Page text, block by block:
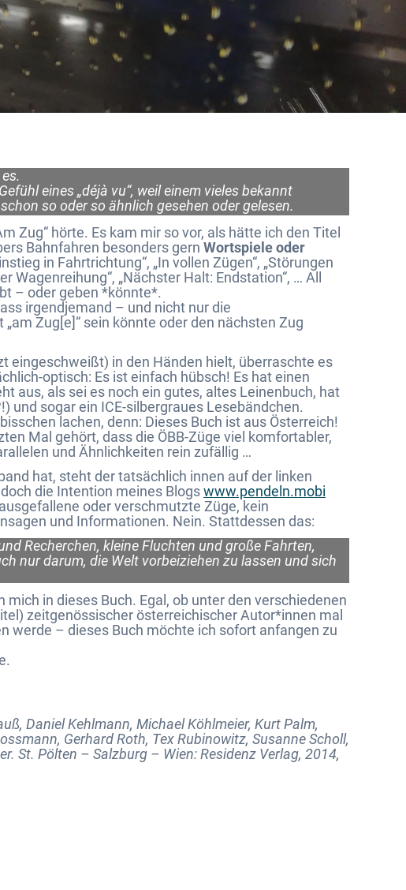
eines „déjà vu“, weil einem vieles bekannt
so oder so ähnlich gesehen oder gelesen.
Zug“ hörte. Es kam mir so vor, als hätte ich den Titel
Bahnfahren besonders gern Wortspiele oder
in Fahrtrichtung“, „In vollen Zügen“, „Störungen
Wagenreihung“, „Nächster Halt: Endstation“, … All
– oder geben *könnte*.
irgendjemand – und nicht nur die
Zug[e]“ sein könnte oder den nächsten Zug
eingeschweißt) in den Händen hielt, überraschte es
optisch: Es ist einfach hübsch! Es hat einen
aus, als sei es noch ein gutes, altes Leinenbuch, hat
und sogar ein ICE-silbergraues Lesebändchen.
lachen, denn: Dieses Buch ist aus Österreich!
Mal gehört, dass die ÖBB-Züge viel komfortabler,
und Ähnlichkeiten rein zufällig …
hat, steht der tatsächlich innen auf der linken
die Intention meines Blogswww.pendeln.mobi
oder verschmutzte Züge, kein
und Informationen. Nein. Stattdessen das:
Recherchen, kleine Fluchten und große Fahrten,
nur darum, die Welt vorbeiziehen zu lassen und sich
in dieses Buch. Egal, ob unter den verschiedenen
zeitgenössischer österreichischer Autor*innen mal
werde – dieses Buch möchte ich sofort anfangen zu
Daniel Kehlmann, Michael Köhlmeier, Kurt Palm,
Gerhard Roth, Tex Rubinowitz, Susanne Scholl,
St. Pölten – Salzburg – Wien: Residenz Verlag, 2014,